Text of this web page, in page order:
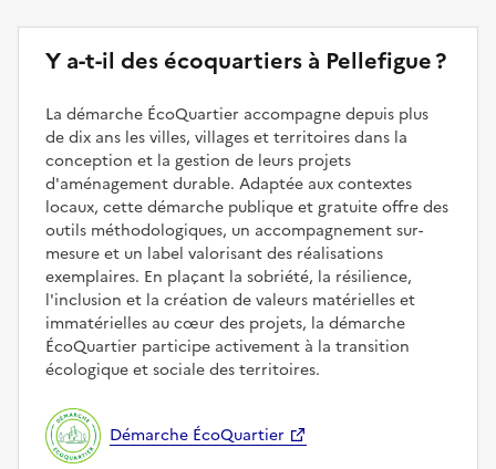
Y a-t-il des écoquartiers à Pellefigue ?
La démarche ÉcoQuartier accompagne depuis plus
de dix ans les villes, villages et territoires dans la
conception et la gestion de leurs projets
d'aménagement durable. Adaptée aux contextes
locaux, cette démarche publique et gratuite offre des
outils méthodologiques, un accompagnement sur-
mesure et un label valorisant des réalisations
exemplaires. En plaçant la sobriété, la résilience,
l'inclusion et la création de valeurs matérielles et
immatérielles au cœur des projets, la démarche
ÉcoQuartier participe activement à la transition
écologique et sociale des territoires.
Démarche ÉcoQuartier